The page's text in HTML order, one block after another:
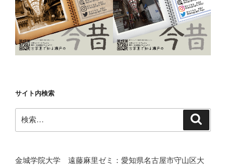
サイト内検索
索:
金城学院大学 遠藤麻里ゼミ：愛知県名古屋市守山区大